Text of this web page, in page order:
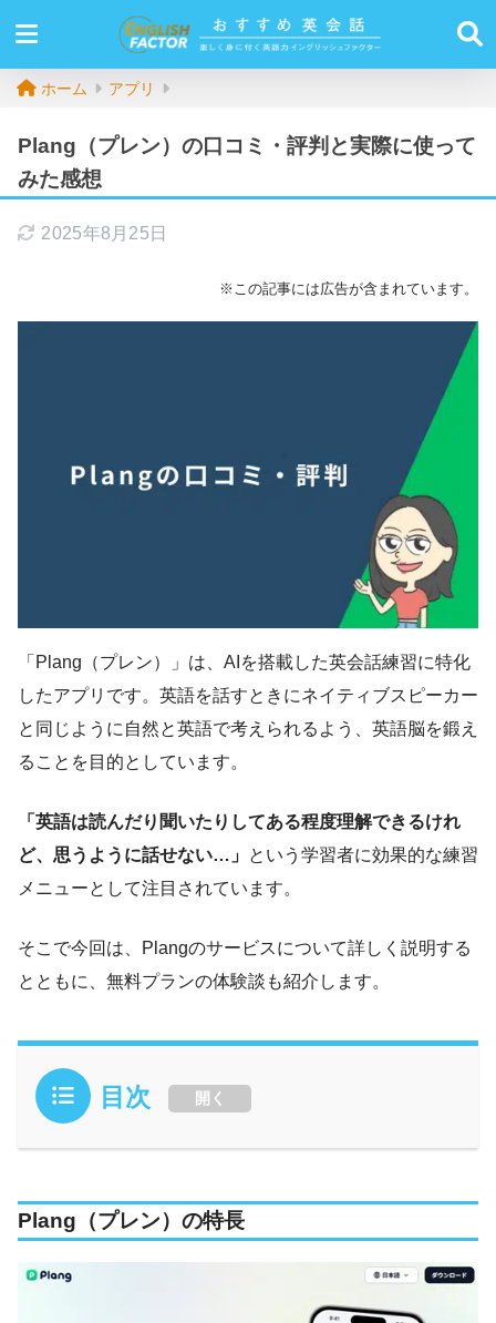
ホーム アプリ
Plang（プレン）の口コミ・評判と実際に使って
みた感想
2025年8月25日
※この記事には広告が含まれています。
「Plang（プレン）」は、AIを搭載した英会話練習に特化
したアプリです。英語を話すときにネイティブスピーカー
と同じように自然と英語で考えられるよう、英語脳を鍛え
ることを目的としています。
「英語は読んだり聞いたりしてある程度理解できるけれ
ど、思うように話せない…」 という学習者に効果的な練習
メニューとして注目されています。
そこで今回は、Plangのサービスについて詳しく説明する
とともに、無料プランの体験談も紹介します。
目次 開く
Plang（プレン）の特長